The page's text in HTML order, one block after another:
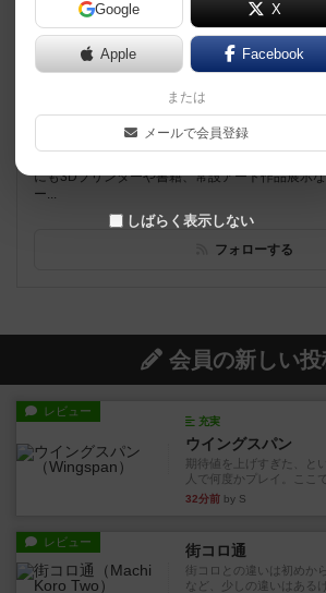
arts/games ゲイセ
京都府京都市西京区桂南巽町
[NEW] 2月のゲイセン（2026年02月09日 20時36
遊べるボードゲーム
920個
阪急桂駅から徒歩3分。 広い空間でゆったりと
にも3Dプリンターや書籍、常設アート作品展示
ー...
フォローする
会員の新しい投
レビュー
充実
ウイングスパン
期待値を上げすぎた、と
人で何度かプレイ。ここで
32分前 by S
レビュー 街コロ通
街コロとの違いは初めか
など、少しの違いはあるけ
Google X
Apple Facebook
または
メールで会員登録
しばらく表示しない